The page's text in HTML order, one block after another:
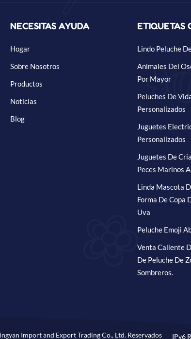
NECESITAS AYUDA
Hogar
Sobre Nosotros
Productos
Noticias
Blog
ETIQUETAS
Lindo Peluche
Animales Del
Por Mayor
Peluches De
Personalizados
Juguetes
Personalizados
Juguetes De
Peces Marinos
Linda Mascota
Forma De Copa
Uva
Peluche Emoji
Venta Caliente
De Peluche De
Sombreros.
Import and Export Trading Co., Ltd. Reservados
IPv6